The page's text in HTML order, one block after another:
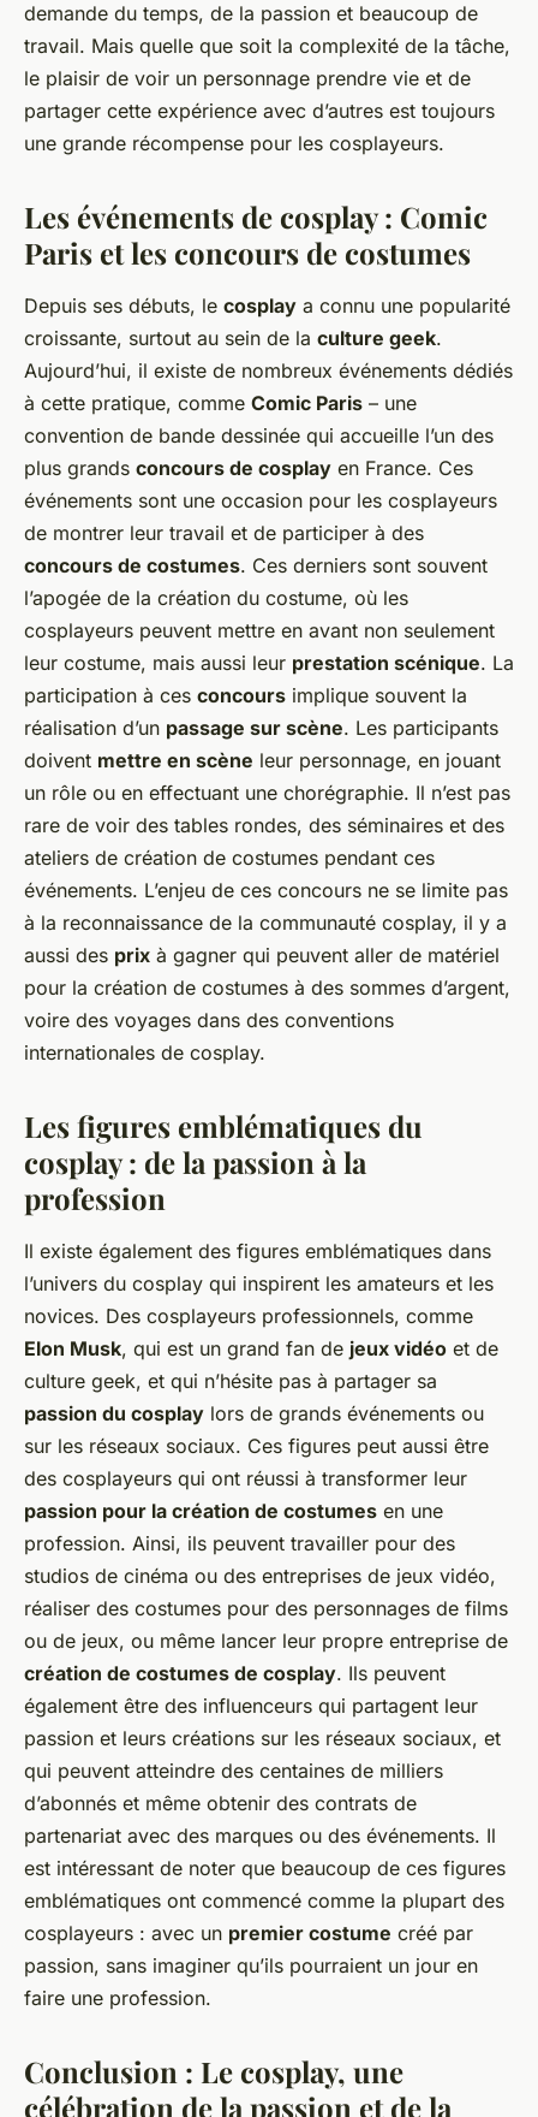
demande du temps, de la passion et beaucoup de
travail. Mais quelle que soit la complexité de la tâche,
le plaisir de voir un personnage prendre vie et de
partager cette expérience avec d’autres est toujours
une grande récompense pour les cosplayeurs.
Les événements de cosplay : Comic
Paris et les concours de costumes
Depuis ses débuts, le cosplay a connu une popularité
croissante, surtout au sein de la culture geek.
Aujourd’hui, il existe de nombreux événements dédiés
à cette pratique, comme Comic Paris – une
convention de bande dessinée qui accueille l’un des
plus grands concours de cosplay en France. Ces
événements sont une occasion pour les cosplayeurs
de montrer leur travail et de participer à des
concours de costumes. Ces derniers sont souvent
l’apogée de la création du costume, où les
cosplayeurs peuvent mettre en avant non seulement
leur costume, mais aussi leur prestation scénique. La
participation à ces concours implique souvent la
réalisation d’un passage sur scène. Les participants
doivent mettre en scène leur personnage, en jouant
un rôle ou en effectuant une chorégraphie. Il n’est pas
rare de voir des tables rondes, des séminaires et des
ateliers de création de costumes pendant ces
événements. L’enjeu de ces concours ne se limite pas
à la reconnaissance de la communauté cosplay, il y a
aussi des prix à gagner qui peuvent aller de matériel
pour la création de costumes à des sommes d’argent,
voire des voyages dans des conventions
internationales de cosplay.
Les figures emblématiques du
cosplay : de la passion à la
profession
Il existe également des figures emblématiques dans
l’univers du cosplay qui inspirent les amateurs et les
novices. Des cosplayeurs professionnels, comme
Elon Musk, qui est un grand fan de jeux vidéo et de
culture geek, et qui n’hésite pas à partager sa
passion du cosplay lors de grands événements ou
sur les réseaux sociaux. Ces figures peut aussi être
des cosplayeurs qui ont réussi à transformer leur
passion pour la création de costumes en une
profession. Ainsi, ils peuvent travailler pour des
studios de cinéma ou des entreprises de jeux vidéo,
réaliser des costumes pour des personnages de films
ou de jeux, ou même lancer leur propre entreprise de
création de costumes de cosplay. Ils peuvent
également être des influenceurs qui partagent leur
passion et leurs créations sur les réseaux sociaux, et
qui peuvent atteindre des centaines de milliers
d’abonnés et même obtenir des contrats de
partenariat avec des marques ou des événements. Il
est intéressant de noter que beaucoup de ces figures
emblématiques ont commencé comme la plupart des
cosplayeurs : avec un premier costume créé par
passion, sans imaginer qu’ils pourraient un jour en
faire une profession.
Conclusion : Le cosplay, une
célébration de la passion et de la